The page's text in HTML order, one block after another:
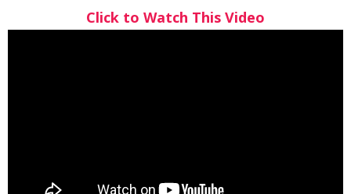
Click to Watch This Video